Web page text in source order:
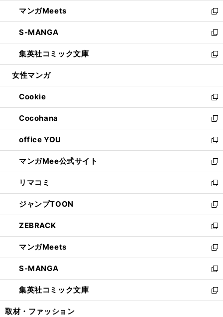
く
で
開
く
ド
ウ
で
開
く
ィ
ン
ド
ウ
で
開
し
い
ウ
ィ
ン
ド
ウ
開
く
マンガMeets
新
し
い
ウ
ィ
ン
ウ
で
開
く
S-MANGA
新
し
い
ウ
ン
ド
ウ
で
開
く
集英社コミック文庫
新
し
ウ
ィ
ン
ド
ウ
で
開
く
女性マンガ
Cookie
新
し
い
ウ
ィ
ン
ド
ウ
で
開
く
Cocohana
新
し
い
ウ
ィ
ン
ド
ウ
で
開
く
office YOU
新
し
い
ウ
ィ
ン
ド
ウ
で
開
く
マンガMee公式サイト
新
し
い
ウ
ィ
ン
ド
ウ
で
開
く
リマコミ
新
し
い
ウ
ィ
ン
ド
ウ
で
開
く
ジャンプTOON
新
し
い
ウ
ィ
ン
ド
ウ
で
開
ZEBRACK
新
し
い
ウ
ィ
ン
ド
ウ
マンガMeets
新
し
い
ウ
ィ
ン
S-MANGA
新
し
い
ウ
集英社コミック文庫
新
し
取材・ファッション